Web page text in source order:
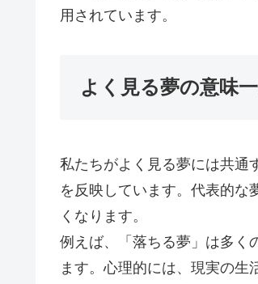
用されています。
よく見る夢の意味
私たちがよく見る夢には共通
を反映しています。代表的な
くなります。
例えば、「落ちる夢」は多く
ます。心理的には、現実の